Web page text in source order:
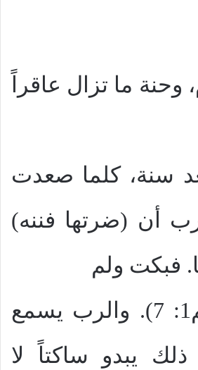
وحنة ما تزال عاقراً
سنة، كلما صعدت
أن (ضرتها فننه)
فبكت ولم
تأكل” (1صم1: 7). والرب يسمع
يبدو ساكتاً لا